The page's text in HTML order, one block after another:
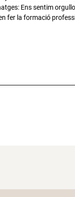
Ens sentim
fer la formació